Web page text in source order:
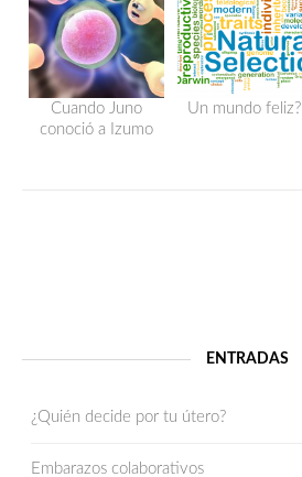
Cuando Juno
conoció a Izumo
Un mundo feliz?
ENTRADAS
¿Quién decide por tu útero?
Embarazos colaborativos